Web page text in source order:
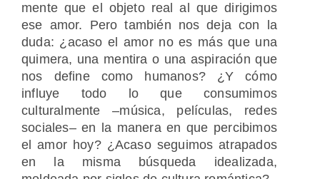
mente que el objeto real al que dirigimos
ese amor. Pero también nos deja con la
duda: ¿acaso el amor no es más que una
quimera, una mentira o una aspiración que
nos define como humanos? ¿Y cómo
influye todo lo que consumimos
culturalmente –música, películas, redes
sociales– en la manera en que percibimos
el amor hoy? ¿Acaso seguimos atrapados
en la misma búsqueda idealizada,